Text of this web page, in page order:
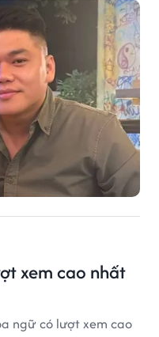
xem cao nhất
ngữ có lượt xem cao